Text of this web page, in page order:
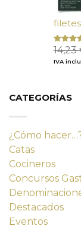
con
de 5
14,23
IVA
CATEGORÍAS
¿Cómo
Catas
Cocineros
Concursos
Destacados
Eventos